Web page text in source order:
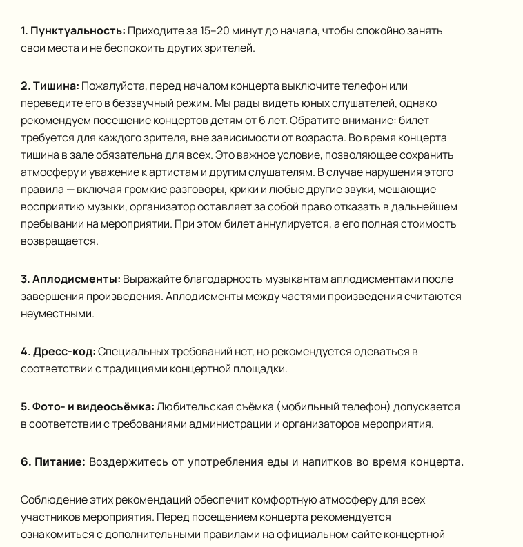
1. Пунктуальность: Приходите за 15–20 минут до начала, чтобы спокойно занять
свои места и не беспокоить других зрителей.
2. Тишина: Пожалуйста, перед началом концерта выключите телефон или
переведите его в беззвучный режим. Мы рады видеть юных слушателей, однако
рекомендуем посещение концертов детям от 6 лет. Обратите внимание: билет
требуется для каждого зрителя, вне зависимости от возраста. Во время концерта
тишина в зале обязательна для всех. Это важное условие, позволяющее сохранить
атмосферу и уважение к артистам и другим слушателям. В случае нарушения этого
правила — включая громкие разговоры, крики и любые другие звуки, мешающие
восприятию музыки, организатор оставляет за собой право отказать в дальнейшем
пребывании на мероприятии. При этом билет аннулируется, а его полная стоимость
возвращается.
3. Аплодисменты: Выражайте благодарность музыкантам аплодисментами после
завершения произведения. Аплодисменты между частями произведения считаются
неуместными.
4. Дресс-код:Специальных требований нет, но рекомендуется одеваться в
соответствии с традициями концертной площадки.
5. Фото- и видеосъёмка:Любительская съёмка (мобильный телефон) допускается
в соответствии с требованиями администрации и организаторов мероприятия.
6. Питание: Воздержитесь от употребления еды и напитков во время концерта.
Соблюдение этих рекомендаций обеспечит комфортную атмосферу для всех
участников мероприятия. Перед посещением концерта рекомендуется
ознакомиться с дополнительными правилами на официальном сайте концертной